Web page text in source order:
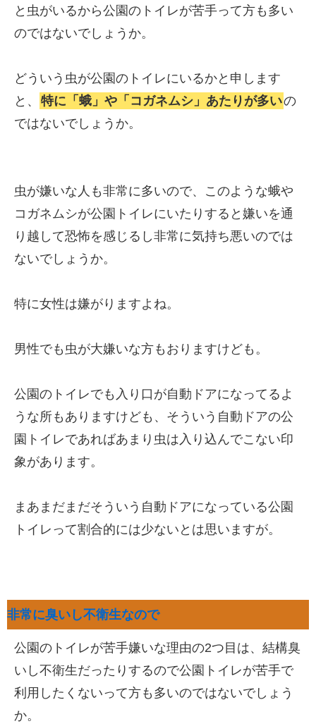
と虫がいるから公園のトイレが苦手って方も多い
のではないでしょうか。
どういう虫が公園のトイレにいるかと申します
と、
特に「蛾」や「コガネムシ」あたりが多いの
ではないでしょうか。
虫が嫌いな人も非常に多いので、このような蛾や
コガネムシが公園トイレにいたりすると嫌いを通
り越して恐怖を感じるし非常に気持ち悪いのでは
ないでしょうか。
特に女性は嫌がりますよね。
男性でも虫が大嫌いな方もおりますけども。
公園のトイレでも入り口が自動ドアになってるよ
うな所もありますけども、そういう自動ドアの公
園トイレであればあまり虫は入り込んでこない印
象があります。
まあまだまだそういう自動ドアになっている公園
トイレって割合的には少ないとは思いますが。
非常に臭いし不衛生なので
公園のトイレが苦手嫌いな理由の2つ目は、結構臭
いし不衛生だったりするので公園トイレが苦手で
利用したくないって方も多いのではないでしょう
か。